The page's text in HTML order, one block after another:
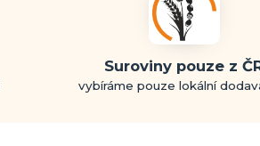
Suroviny pouze z
vybíráme pouze lokální